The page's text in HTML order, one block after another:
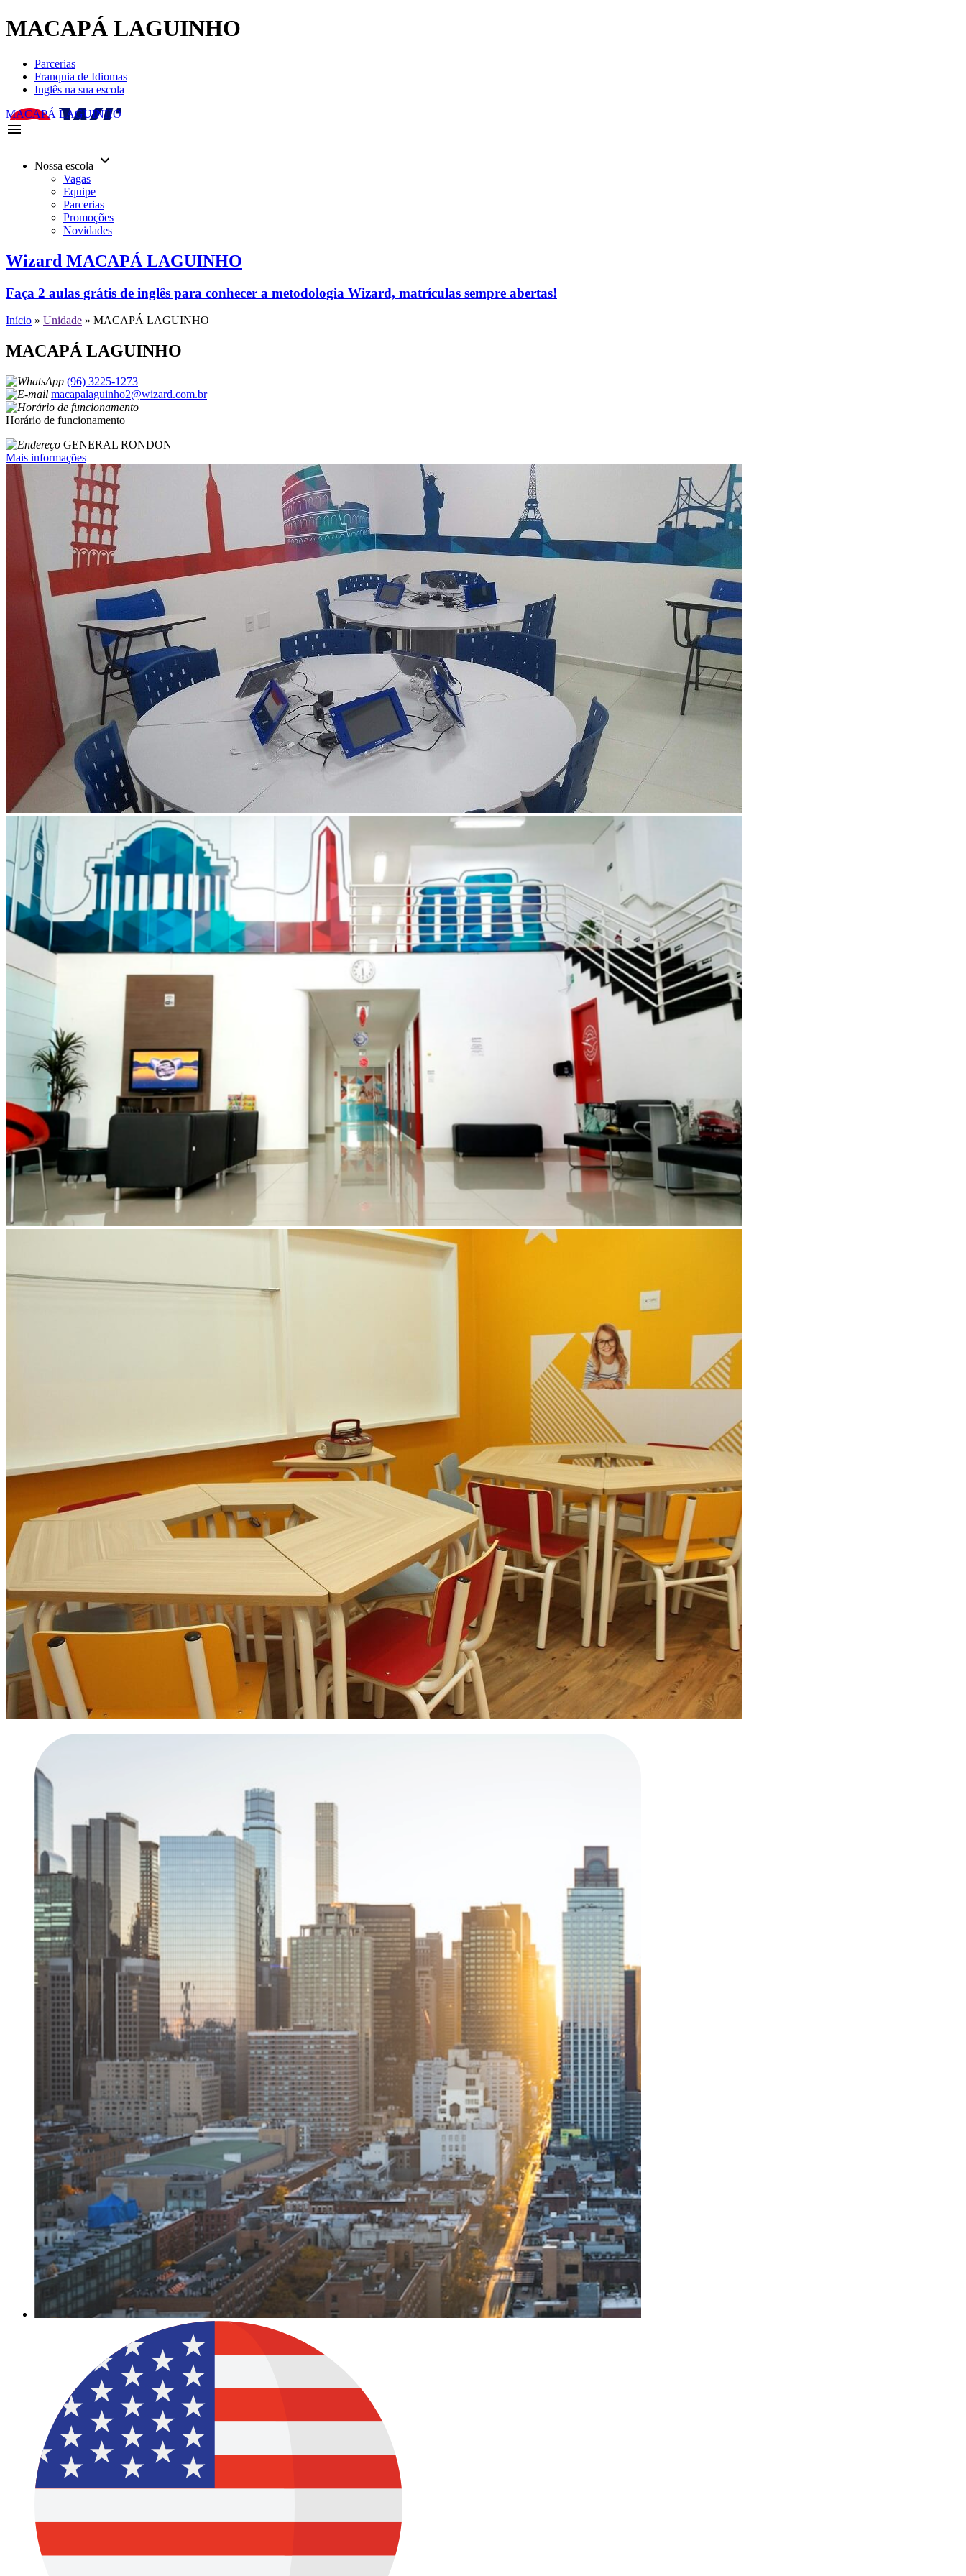
MACAPÁ LAGUINHO
Parcerias
Franquia de Idiomas
Inglês na sua escola
MACAPÁ LAGUINHO
menu
Nossa escola keyboard_arrow_down
Vagas
Equipe
Parcerias
Promoções
Novidades
Wizard MACAPÁ LAGUINHO
Faça 2 aulas grátis de inglês para conhecer a metodologia Wizard, matrículas sempre abertas!
Início » Unidade » MACAPÁ LAGUINHO
MACAPÁ LAGUINHO
(96) 3225-1273
macapalaguinho2@wizard.com.br
Horário de funcionamento
GENERAL RONDON
Mais informações